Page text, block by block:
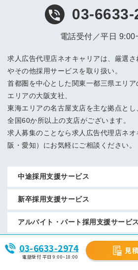
03-6633-2974
電話受付 平日 9:00~18:00
見
03-6633-
電話受付／平日
求人広告代理店ネオキャリアは、厳選
やその他採用サービスを取り扱い。
首都圏を中心とした関東一都三県エリ
エリアの大阪支社、
東海エリアの名古屋支店を主な拠点と
全国60か所以上の支店がございます。
求人募集のことなら求人広告代理店ネ
阪・愛知）にお気軽にご相談ください。
中途採用支援サービス
新卒採用支援サービス
アルバイト・パート採用支援サービス
サービス一覧